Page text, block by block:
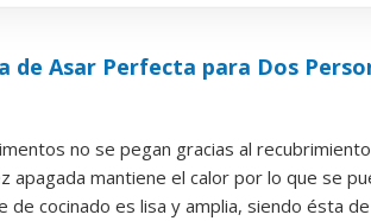
de Asar Perfecta para Dos
no se pegan gracias al
apagada mantiene el calor por lo que se
de cocinado es lisa y amplia, siendo ésta